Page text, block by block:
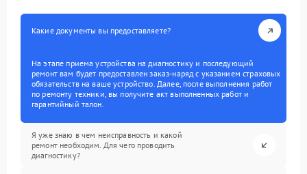
Какие документы вы предоставляете?
На этапе приема устройства на диагностику и последующий
ремонт вам будет предоставлен заказ-наряд с указанием страховых
обязательств на ваше устройство. Далее, после выполнения работ
по ремонту техники, вы получите акт выполненных работ и
гарантийный талон.
Я уже знаю в чем неисправность и какой
ремонт необходим. Для чего проводить
диагностику?